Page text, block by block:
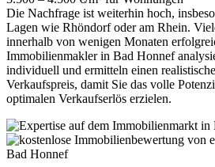
Die Nachfrage ist weiterhin hoch,
Lagen wie Rhöndorf oder am Rhein.
innerhalb von wenigen Monaten
Immobilienmakler in Bad Honnef
individuell und ermitteln einen
Verkaufspreis, damit Sie das volle
optimalen Verkaufserlös erzielen.